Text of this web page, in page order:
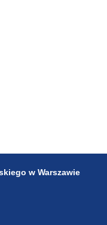
w Warszawie